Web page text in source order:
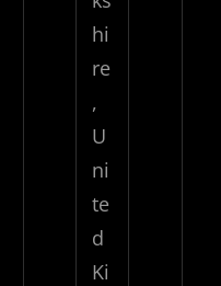
hi
re
,
U
ni
te
d
Ki